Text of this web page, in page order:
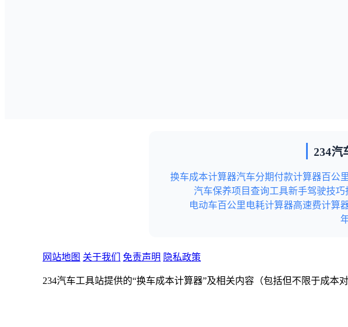
234汽
换车成本计算器汽车分期付款计算器百公
汽车保养项目查询工具新手驾驶技巧
电动车百公里电耗计算器高速费计算
网站地图 关于我们 免责声明 隐私政策
234汽车工具站提供的“换车成本计算器”及相关内容（包括但不限于成本